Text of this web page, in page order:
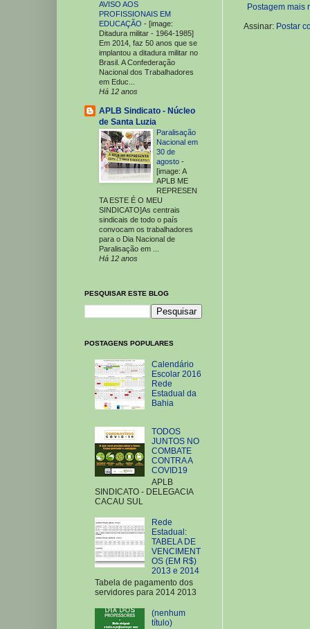
Postagem mais
Assinar: Postar
AVISO AOS
PROFISSIONAIS EM
EDUCAÇÃO - [image:
Ditadura militar - 1964-1985]
Em 2014, faz 50 anos que se
implantou a ditadura militar no
Brasil. A Confederação
Nacional dos Trabalhadores
em Educ...
Há 12 anos
APLB Sindicato - Núcleo
de Santa Luzia
Paralisação
Nacional em
30 de
agosto -
[image: A
APLB ME
REPRESEN
TA ESTE É O MEU
SINDICATO]As centrais
sindicais de todo o país
convocam os trabalhadores
para o Dia Nacional de
Paralisação em ...
Há 12 anos
PESQUISAR ESTE BLOG
POSTAGENS POPULARES
Calendário
Escolar 2016
Rede
Estadual da
Bahia
TODOS
JUNTOS NO
COMBATE
CONTRA A
COVID19
APLB
SINDICATO - DELEGACIA
CACAU SUL
Rede
Estadual:
TABELA DE
VENCIMENT
OS (EM R$)
2013 e 2014
Tabela de pagamento dos
servidores para 2014 2013
(nenhum
título)